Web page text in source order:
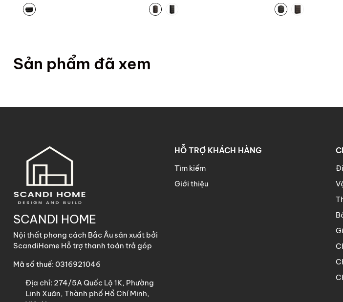
Sản phẩm đã xem
SCANDI HOME
Nội thất phong cách Bắc Âu sản xuất bởi
ScandiHome Hỗ trợ thanh toán trả góp
Mã số thuế: 0316921046
Địa chỉ: 274/5A Quốc Lộ 1K, Phường
Linh Xuân, Thành phố Hồ Chí Minh,
HỖ TRỢ KHÁCH HÀNG
Tìm kiếm
Giới thiệu